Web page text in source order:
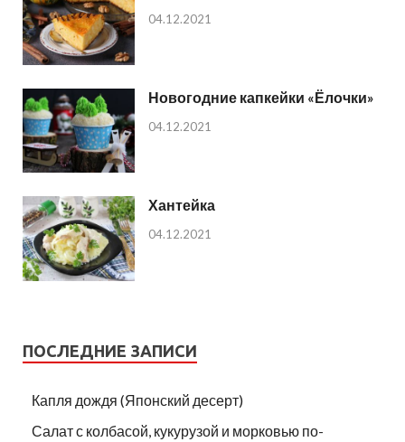
04.12.2021
Новогодние капкейки «Ёлочки»
04.12.2021
Хантейка
04.12.2021
ПОСЛЕДНИЕ ЗАПИСИ
Капля дождя (Японский десерт)
Салат с колбасой, кукурузой и морковью по-